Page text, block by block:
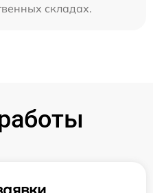
складах.